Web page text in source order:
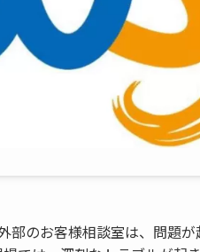
のお客様相談室は、問題